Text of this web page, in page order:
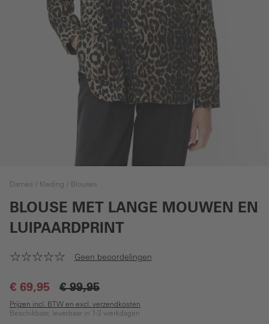
Dames Kleding Blouses
BLOUSE MET LANGE MOUWEN EN
LUIPAARDPRINT
Geen beoordelingen
€ 69,95 € 99,95
Prijzen incl. BTW en excl. verzendkosten
Beschikbaar, leverbaar in 1-3 werkdagen